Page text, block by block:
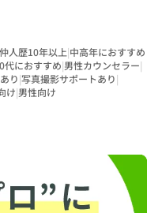
仲人歴10年以上|中高年におすすめ
代におすすめ|男性カウンセラー|
り|写真撮影サポートあり|
け|男性向け